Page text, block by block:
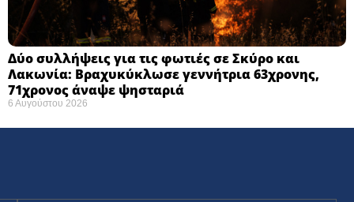
Δύο συλλήψεις για τις φωτιές σε Σκύρο και
Λακωνία: Βραχυκύκλωσε γεννήτρια 63χρονης,
71χρονος άναψε ψησταριά
6 Αυγούστου 2026